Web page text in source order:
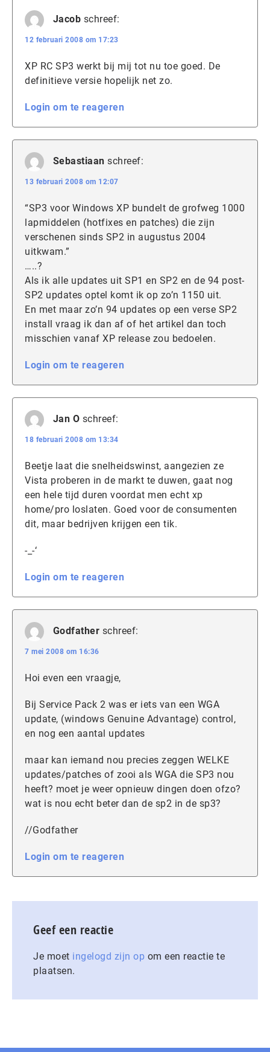
Jacob schreef:
12 februari 2008 om 17:23
XP RC SP3 werkt bij mij tot nu toe goed. De
definitieve versie hopelijk net zo.
Login om te reageren
Sebastiaan schreef:
13 februari 2008 om 12:07
“SP3 voor Windows XP bundelt de grofweg 1000
lapmiddelen (hotfixes en patches) die zijn
verschenen sinds SP2 in augustus 2004
uitkwam.”
…..?
Als ik alle updates uit SP1 en SP2 en de 94 post-
SP2 updates optel komt ik op zo’n 1150 uit.
En met maar zo’n 94 updates op een verse SP2
install vraag ik dan af of het artikel dan toch
misschien vanaf XP release zou bedoelen.
Login om te reageren
Jan O schreef:
18 februari 2008 om 13:34
Beetje laat die snelheidswinst, aangezien ze
Vista proberen in de markt te duwen, gaat nog
een hele tijd duren voordat men echt xp
home/pro loslaten. Goed voor de consumenten
dit, maar bedrijven krijgen een tik.
-_-‘
Login om te reageren
Godfather schreef:
7 mei 2008 om 16:36
Hoi even een vraagje,
Bij Service Pack 2 was er iets van een WGA
update, (windows Genuine Advantage) control,
en nog een aantal updates
maar kan iemand nou precies zeggen WELKE
updates/patches of zooi als WGA die SP3 nou
heeft? moet je weer opnieuw dingen doen ofzo?
wat is nou echt beter dan de sp2 in de sp3?
//Godfather
Login om te reageren
Geef een reactie
Je moet ingelogd zijn op om een reactie te
plaatsen.